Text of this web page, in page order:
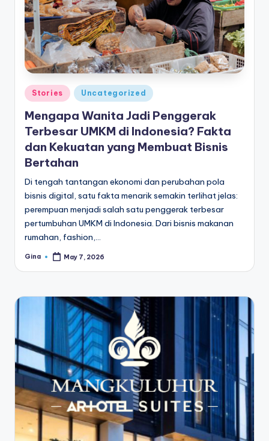
e
di
a
Posted
in
Stories Uncategorized
Mengapa Wanita Jadi Penggerak
Terbesar UMKM di Indonesia? Fakta
dan Kekuatan yang Membuat Bisnis
Bertahan
Di tengah tantangan ekonomi dan perubahan pola
bisnis digital, satu fakta menarik semakin terlihat jelas:
perempuan menjadi salah satu penggerak terbesar
pertumbuhan UMKM di Indonesia. Dari bisnis makanan
rumahan, fashion,…
Posted
Gina May 7, 2026